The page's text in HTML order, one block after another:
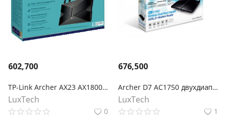
602,700
TP-Link Archer AX23 AX1800 Двухдиапазонный Wi‑Fi 6 роутер
LuxTech
0
676,500
Archer D7 AC1750 двухдиапазонный беспроводной гигабитный маршрутизатор со встроенным модемом ADSL2+
LuxTech
1